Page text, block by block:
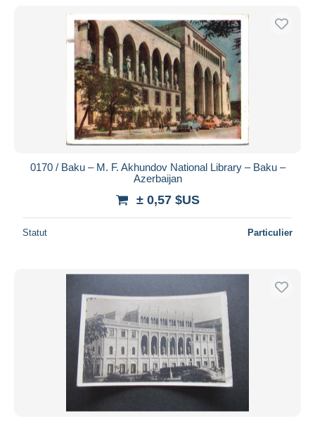
0170 / Baku – M. F. Akhundov National Library – Baku –
Azerbaijan
± 0,57 $US
Statut Particulier